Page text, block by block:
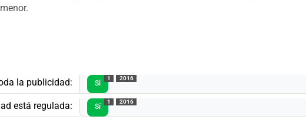
la publicidad: Sí
1 2016
está regulada: Sí
1 2016